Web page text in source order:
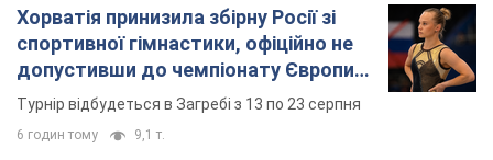
Хорватія принизила збірну Росії зі
спортивної гімнастики, офіційно не
допустивши до чемпіонату Європи
основних спортсменів
Турнір відбудеться в Загребі з 13 по 23 серпня
6 годин тому 9,1 т.